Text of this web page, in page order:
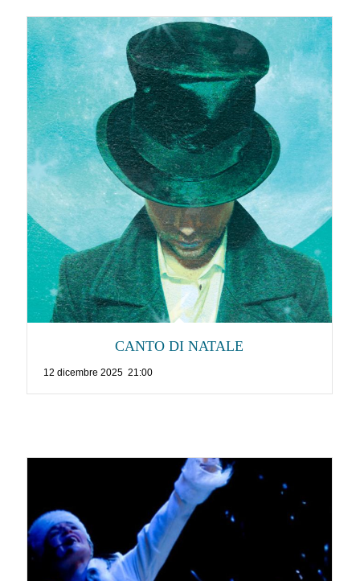
CANTO DI NATALE
12 dicembre 2025 21:00